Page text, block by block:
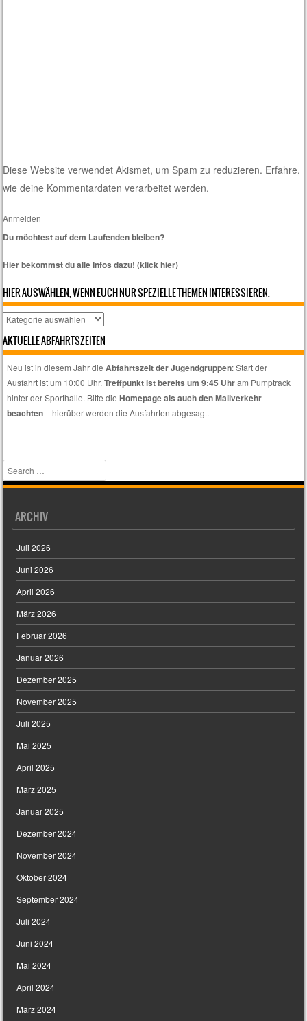
Diese Website verwendet Akismet, um Spam zu reduzieren. Erfahre,
wie deine Kommentardaten verarbeitet werden.
Anmelden
Du möchtest auf dem Laufenden bleiben?
Hier bekommst du alle Infos dazu! (klick hier)
HIER AUSWÄHLEN, WENN EUCH NUR SPEZIELLE THEMEN INTERESSIEREN.
Hier
wenn
Themen
interessieren.
AKTUELLE ABFAHRTSZEITEN
Neu ist in diesem Jahr dieAbfahrtszeit der Jugendgruppen: Start der
Ausfahrt ist um 10:00 Uhr.Treffpunkt ist bereits um 9:45 Uhram Pumptrack
hinter der Sporthalle. Bitte dieHomepage als auch den Mailverkehr
beachten– hierüber werden die Ausfahrten abgesagt.
Search
ARCHIV
Juli 2026
Juni 2026
April 2026
März 2026
Februar 2026
Januar 2026
Dezember 2025
November 2025
Juli 2025
Mai 2025
April 2025
März 2025
Januar 2025
Dezember 2024
November 2024
Oktober 2024
September 2024
Juli 2024
Juni 2024
Mai 2024
April 2024
März 2024